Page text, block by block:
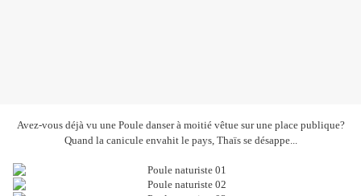
Avez-vous déjà vu une Poule danser à moitié vêtue sur une place publique?
Quand la canicule envahit le pays, Thaïs se désappe...